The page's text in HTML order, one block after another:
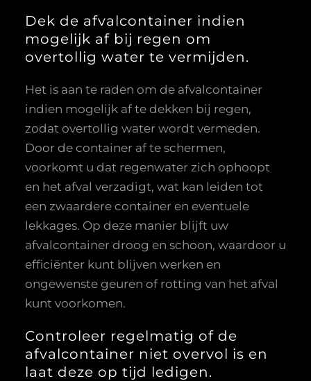
Dek de afvalcontainer indien
mogelijk af bij regen om
overtollig water te vermijden.
Het is aan te raden om de afvalcontainer
indien mogelijk af te dekken bij regen,
zodat overtollig water wordt vermeden.
Door de container af te schermen,
voorkomt u dat regenwater zich ophoopt
en het afval verzadigt, wat kan leiden tot
een zwaardere container en eventuele
lekkages. Op deze manier blijft uw
afvalcontainer droog en schoon, waardoor u
efficiënter kunt blijven werken en
ongewenste geuren of rotting van het afval
kunt voorkomen.
Controleer regelmatig of de
afvalcontainer niet overvol is en
laat deze op tijd ledigen.